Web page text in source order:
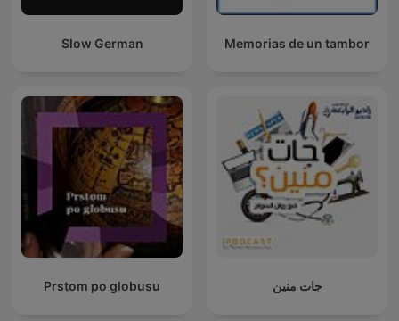
Slow German Memorias de un tambor
Prstom po globusu جات منين